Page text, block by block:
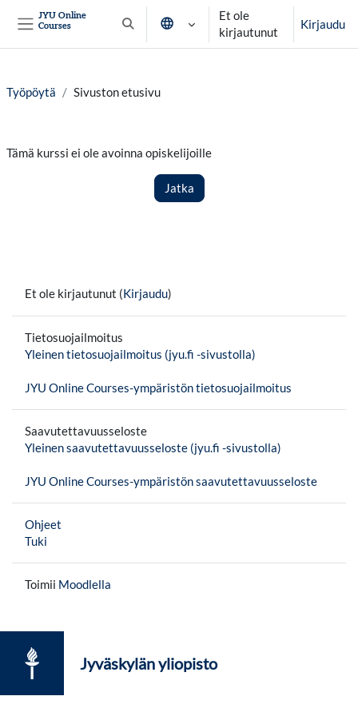
JYU Online
Courses
Vaihda hakusyöttöä
Et ole
kirjautunut
Kirjaudu
Työpöytä Sivuston etusivu
Tämä kurssi ei ole avoinna opiskelijoille
Jatka
Et ole kirjautunut (Kirjaudu)
Tietosuojailmoitus
Yleinen tietosuojailmoitus (jyu.fi -sivustolla)
JYU Online Courses-ympäristön tietosuojailmoitus
Saavutettavuusseloste
Yleinen saavutettavuusseloste (jyu.fi -sivustolla)
JYU Online Courses-ympäristön saavutettavuusseloste
Ohjeet
Tuki
Toimii Moodlella
Jyväskylän yliopisto